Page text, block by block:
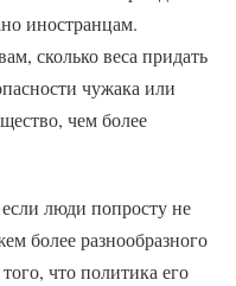
иностранцам.
сколько веса придать
чужака или
чем более
люди попросту не
более разнообразного
что политика его